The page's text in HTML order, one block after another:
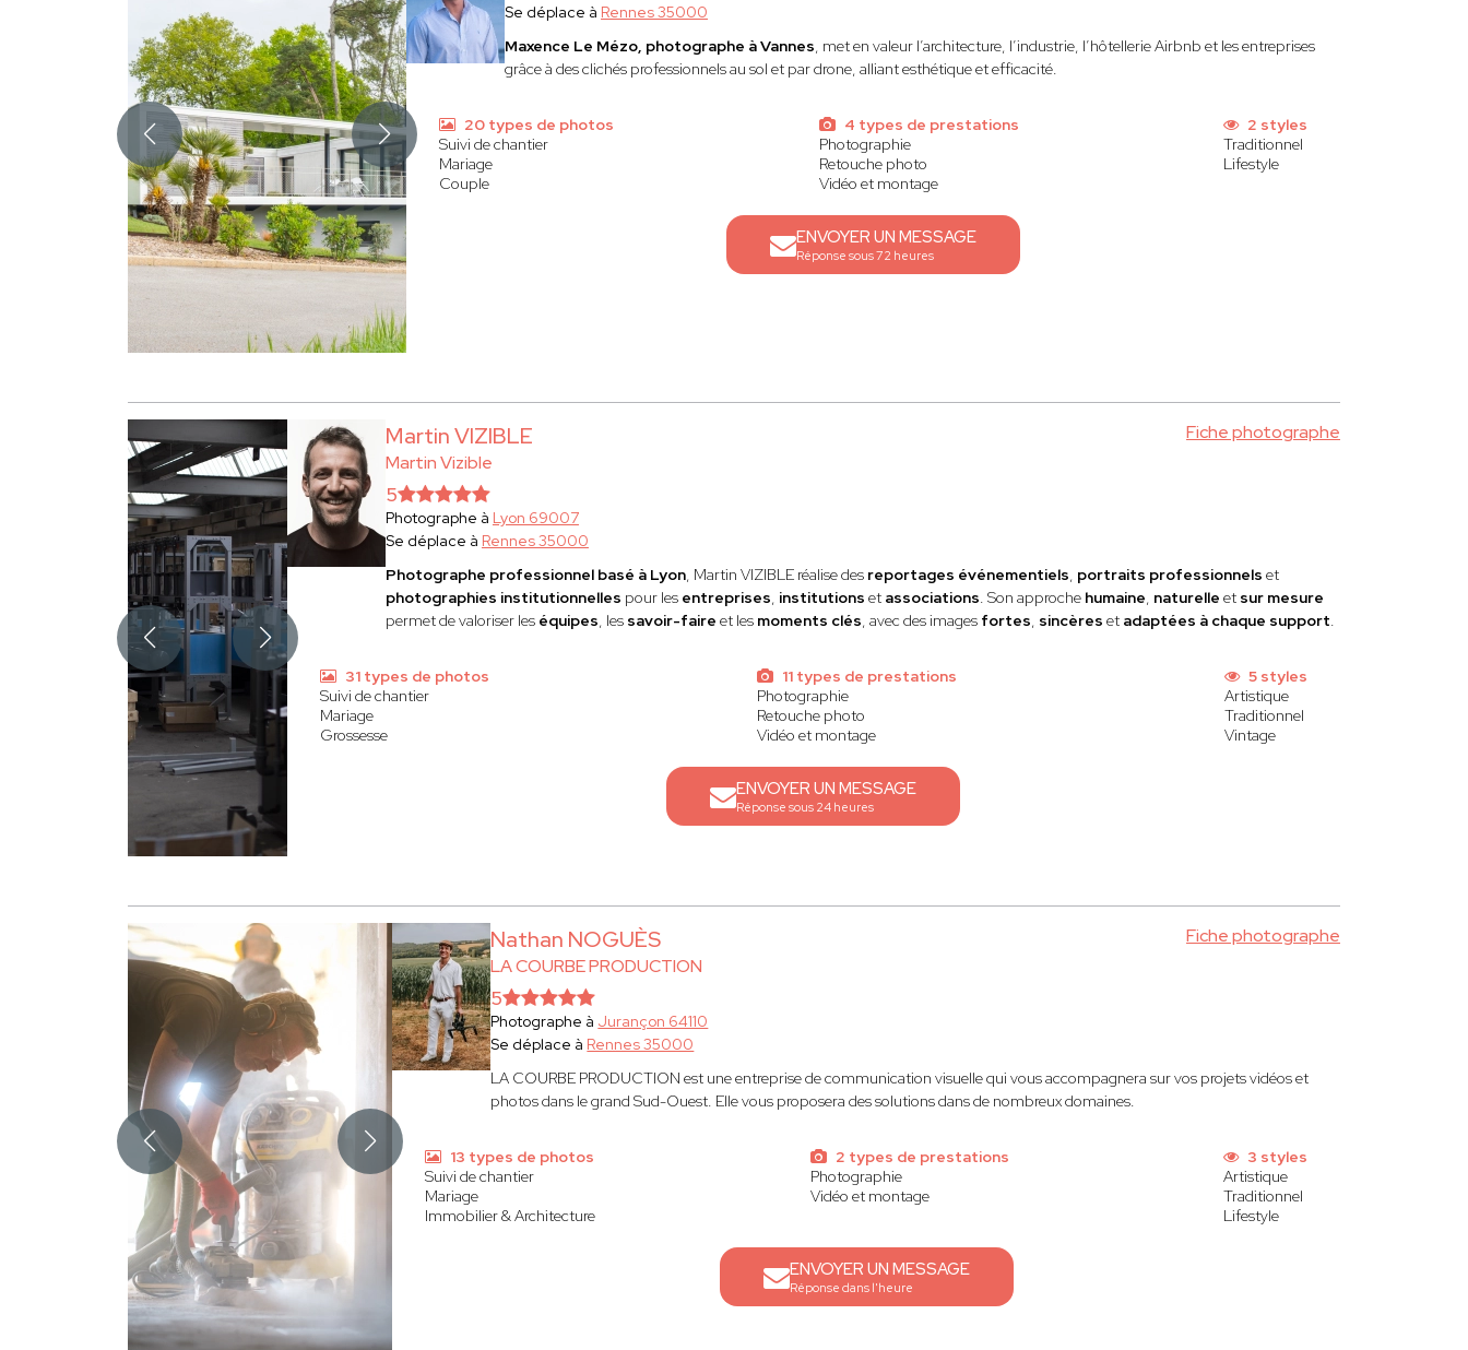
Se déplace à Rennes 35000
Maxence Le Mézo, photographe à Vannes, met en valeur l’architecture, l’industrie, l’hôtellerie Airbnb et les entreprises
grâce à des clichés professionnels au sol et par drone, alliant esthétique et efficacité.
20 types de photos
Suivi de chantier
Mariage
Couple
4 types de prestations
Photographie
Retouche photo
Vidéo et montage
2 styles
Traditionnel
Lifestyle
ENVOYER UN MESSAGE
Réponse sous 72 heures
Martin VIZIBLE
Martin Vizible
Fiche photographe
5
Photographe à Lyon 69007
Se déplace à Rennes 35000
Photographe professionnel basé à Lyon, Martin VIZIBLE réalise des reportages événementiels, portraits professionnels et
photographies institutionnelles pour les entreprises, institutions et associations. Son approche humaine, naturelle et sur mesure
permet de valoriser les équipes, les savoir-faire et les moments clés, avec des images fortes, sincères et adaptées à chaque support.
31 types de photos
Suivi de chantier
Mariage
Grossesse
11 types de prestations
Photographie
Retouche photo
Vidéo et montage
5 styles
Artistique
Traditionnel
Vintage
ENVOYER UN MESSAGE
Réponse sous 24 heures
Nathan NOGUÈS
LA COURBE PRODUCTION
Fiche photographe
5
Photographe à Jurançon 64110
Se déplace à Rennes 35000
LA COURBE PRODUCTION est une entreprise de communication visuelle qui vous accompagnera sur vos projets vidéos et
photos dans le grand Sud-Ouest. Elle vous proposera des solutions dans de nombreux domaines.
13 types de photos
Suivi de chantier
Mariage
Immobilier & Architecture
2 types de prestations
Photographie
Vidéo et montage
3 styles
Artistique
Traditionnel
Lifestyle
ENVOYER UN MESSAGE
Réponse dans l'heure